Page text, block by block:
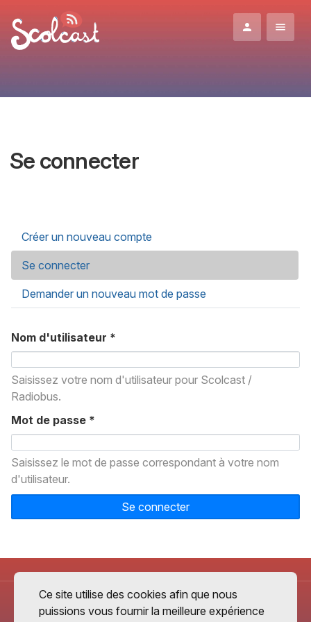
Se connecter
Onglets principaux
Créer un nouveau compte
Se connecter
Demander un nouveau mot de passe
Nom d'utilisateur *
Saisissez votre nom d'utilisateur pour Scolcast /
Radiobus.
Mot de passe *
Saisissez le mot de passe correspondant à votre nom
d'utilisateur.
Se connecter
Ce site utilise des cookies afin que nous
puissions vous fournir la meilleure expérience